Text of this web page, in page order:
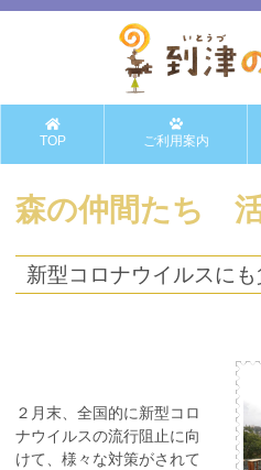
TOP ご利用案内
森の仲間たち
新型コロナウイルスに
２月末、全国的に新型コロ
ナウイルスの流行阻止に向
けて、様々な対策がされて